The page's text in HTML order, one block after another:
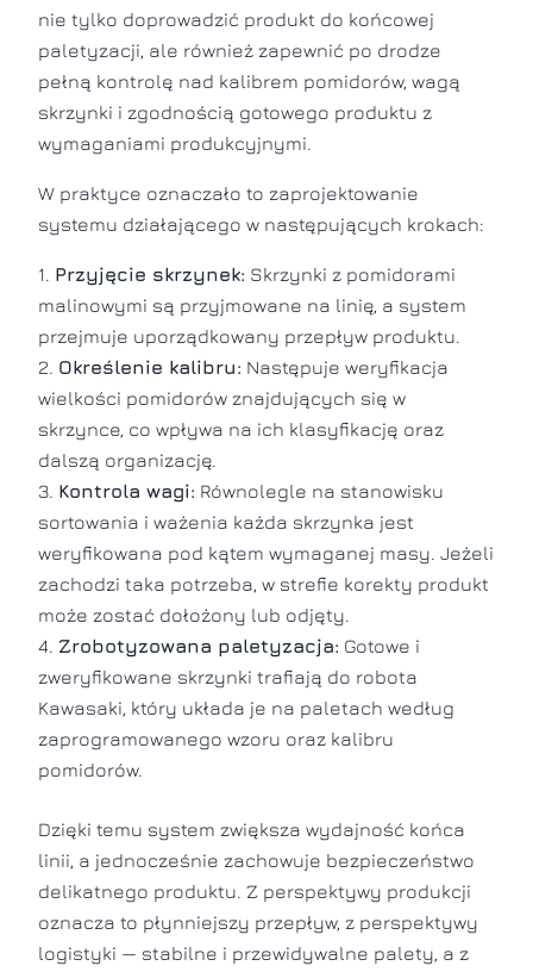
nie tylko doprowadzić produkt do końcowej
paletyzacji, ale również zapewnić po drodze
pełną kontrolę nad kalibrem pomidorów, wagą
skrzynki i zgodnością gotowego produktu z
wymaganiami produkcyjnymi.
W praktyce oznaczało to zaprojektowanie
systemu działającego w następujących krokach:
Przyjęcie skrzynek: Skrzynki z pomidorami
malinowymi są przyjmowane na linię, a system
przejmuje uporządkowany przepływ produktu.
Określenie kalibru: Następuje weryfikacja
wielkości pomidorów znajdujących się w
skrzynce, co wpływa na ich klasyfikację oraz
dalszą organizację.
Kontrola wagi: Równolegle na stanowisku
sortowania i ważenia każda skrzynka jest
weryfikowana pod kątem wymaganej masy. Jeżeli
zachodzi taka potrzeba, w strefie korekty produkt
może zostać dołożony lub odjęty.
Zrobotyzowana paletyzacja: Gotowe i
zweryfikowane skrzynki trafiają do robota
Kawasaki, który układa je na paletach według
zaprogramowanego wzoru oraz kalibru
pomidorów.
Dzięki temu system zwiększa wydajność końca
linii, a jednocześnie zachowuje bezpieczeństwo
delikatnego produktu. Z perspektywy produkcji
oznacza to płynniejszy przepływ, z perspektywy
logistyki — stabilne i przewidywalne palety, a z